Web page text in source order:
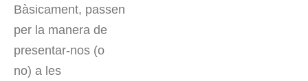
Bàsicament, passen
per la manera de
presentar-nos (o
no) a les